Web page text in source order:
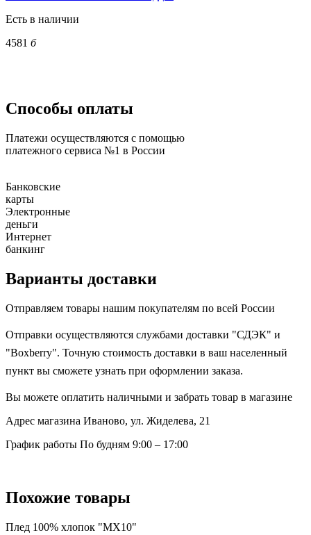
Есть в наличии
4581 б
Способы оплаты
Платежи осуществляются с помощью
платежного сервиса №1 в России
Банковские
карты
Электронные
деньги
Интернет
банкинг
Варианты доставки
Отправляем товары нашим покупателям по всей России
Отправки осуществляются службами доставки "СДЭК" и
"Boxberry". Точную стоимость доставки в ваш населенный
пункт вы сможете узнать при оформлении заказа.
Вы можете оплатить наличными и забрать товар в магазине
Адрес магазина Иваново, ул. Жиделева, 21
График работы По будням 9:00 – 17:00
Похожие товары
Плед 100% хлопок "MX10"